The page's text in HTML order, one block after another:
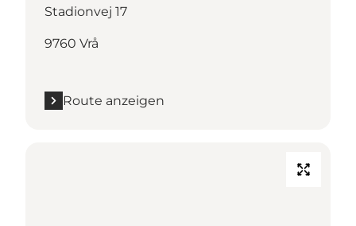
Stadionvej 17
9760 Vrå
Route anzeigen